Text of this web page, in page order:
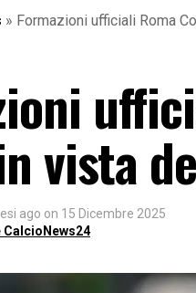
» Formazioni ufficiali Roma
vista
ago on 15 Dicembre 2025
CalcioNews24